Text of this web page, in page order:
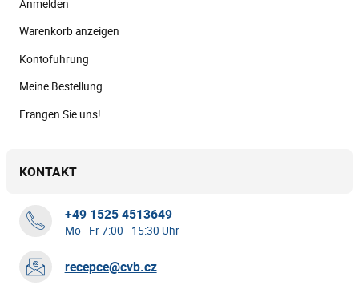
Anmelden
Warenkorb anzeigen
Kontofuhrung
Meine Bestellung
Frangen Sie uns!
KONTAKT
+49 1525 4513649
Mo - Fr 7:00 - 15:30 Uhr
recepce@cvb.cz